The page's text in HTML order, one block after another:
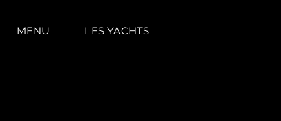
MENU LES YACHTS